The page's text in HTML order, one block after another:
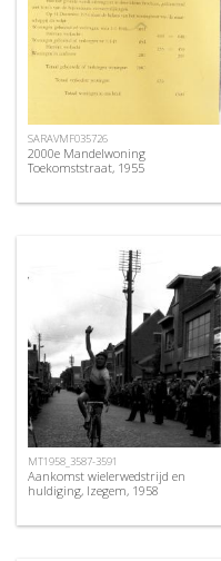
SARAVMF035726
2000e Mandelwoning
Toekomststraat, 1955
MT1958_3587-3591
Aankomst wielerwedstrijd en
huldiging, Izegem, 1958